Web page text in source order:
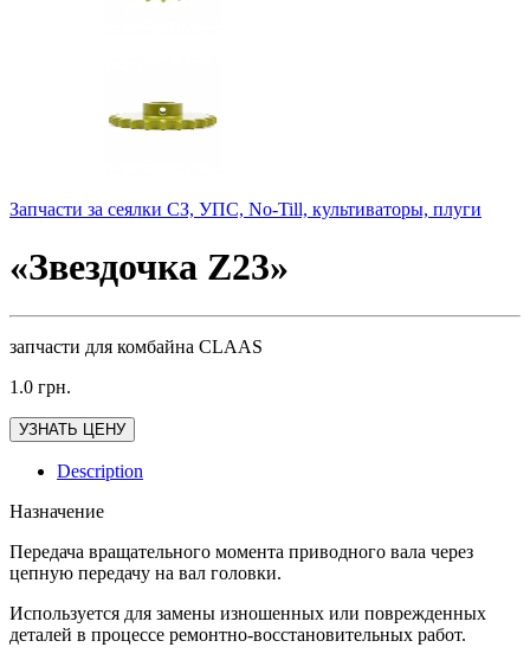
Запчасти за сеялки СЗ, УПС, No-Till, культиваторы, плуги
«Звездочка Z23»
запчасти для комбайна CLAAS
1.0 грн.
УЗНАТЬ ЦЕНУ
Description
Назначение
Передача вращательного момента приводного вала через
цепную передачу на вал головки.
Используется для замены изношенных или поврежденных
деталей в процессе ремонтно-восстановительных работ.